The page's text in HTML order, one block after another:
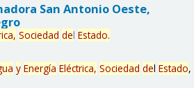
San Antonio Oeste,
Sociedad del Estado.
y Energía Eléctrica, Sociedad del Estado,